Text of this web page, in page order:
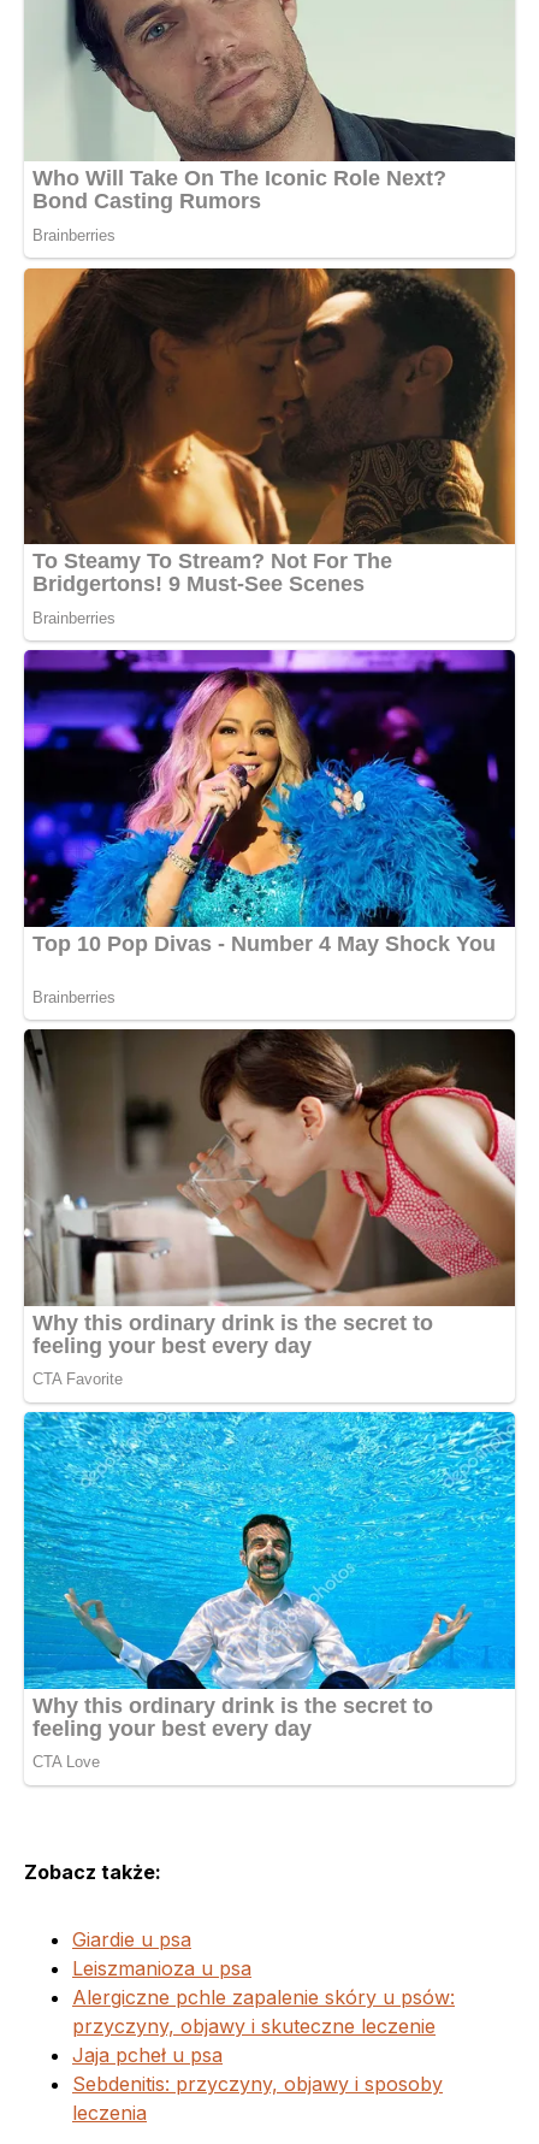
Zobacz także:
Giardie u psa
Leiszmanioza u psa
Alergiczne pchle zapalenie skóry u psów:
przyczyny, objawy i skuteczne leczenie
Jaja pcheł u psa
Sebdenitis: przyczyny, objawy i sposoby
leczenia